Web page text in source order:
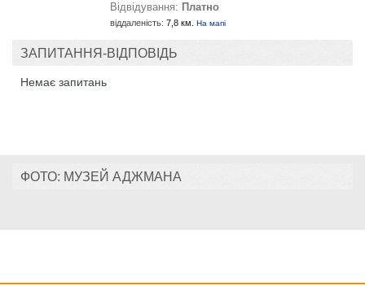
Відвідування: Платно
віддаленість: 7,8 км. На мапі
ЗАПИТАННЯ-ВІДПОВІДЬ
Немає запитань
ФОТО: МУЗЕЙ АДЖМАНА